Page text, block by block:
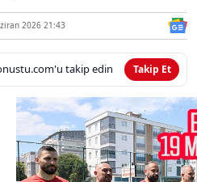
2026 21:43
takip edin Takip Et